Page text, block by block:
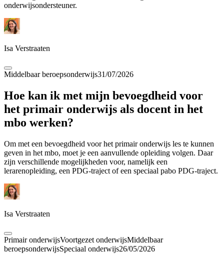
onderwijsondersteuner.
Isa Verstraaten
Middelbaar beroepsonderwijs31/07/2026
Hoe kan ik met mijn bevoegdheid voor
het primair onderwijs als docent in het
mbo werken?
Om met een bevoegdheid voor het primair onderwijs les te kunnen
geven in het mbo, moet je een aanvullende opleiding volgen. Daar
zijn verschillende mogelijkheden voor, namelijk een
lerarenopleiding, een PDG-traject of een speciaal pabo PDG-traject.
Isa Verstraaten
Primair onderwijsVoortgezet onderwijsMiddelbaar
beroepsonderwijsSpeciaal onderwijs26/05/2026